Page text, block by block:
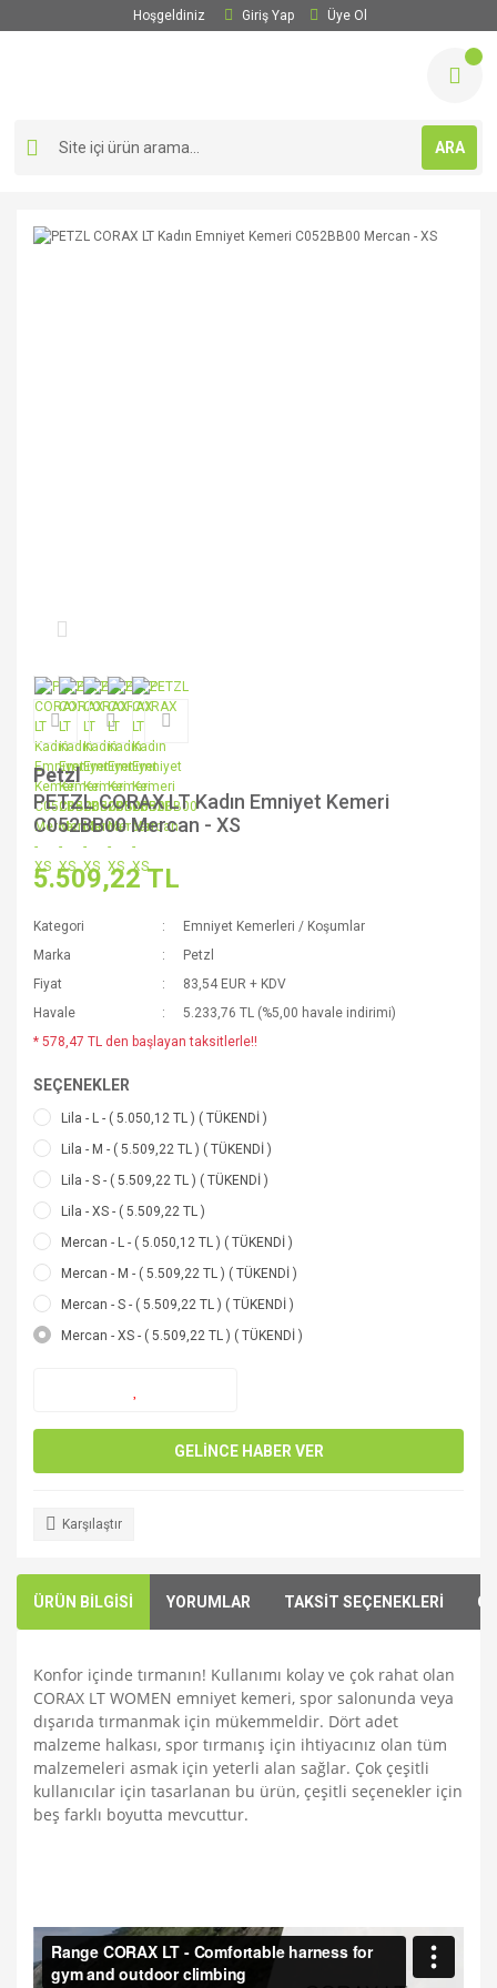
Hoşgeldiniz Giriş Yap Üye Ol
ARA
Petzl
PETZL CORAX LT Kadın Emniyet Kemeri
C052BB00 Mercan - XS
5.509,22 TL
Kategori
Emniyet Kemerleri / Koşumlar
Marka
Petzl
Fiyat
83,54 EUR + KDV
Havale
5.233,76 TL (%5,00 havale indirimi)
* 578,47 TL den başlayan taksitlerle!!
SEÇENEKLER
Lila - L - ( 5.050,12 TL ) ( TÜKENDİ )
Lila - M - ( 5.509,22 TL ) ( TÜKENDİ )
Lila - S - ( 5.509,22 TL ) ( TÜKENDİ )
Lila - XS - ( 5.509,22 TL )
Mercan - L - ( 5.050,12 TL ) ( TÜKENDİ )
Mercan - M - ( 5.509,22 TL ) ( TÜKENDİ )
Mercan - S - ( 5.509,22 TL ) ( TÜKENDİ )
Mercan - XS - ( 5.509,22 TL ) ( TÜKENDİ )
GELİNCE HABER VER
Karşılaştır
ÜRÜN BİLGİSİ YORUMLAR TAKSİT SEÇENEKLERİ
Konfor içinde tırmanın! Kullanımı kolay ve çok rahat olan
CORAX LT WOMEN emniyet kemeri, spor salonunda veya
dışarıda tırmanmak için mükemmeldir. Dört adet
malzeme halkası, spor tırmanış için ihtiyacınız olan tüm
malzemeleri asmak için yeterli alan sağlar. Çok çeşitli
kullanıcılar için tasarlanan bu ürün, çeşitli seçenekler için
beş farklı boyutta mevcuttur.